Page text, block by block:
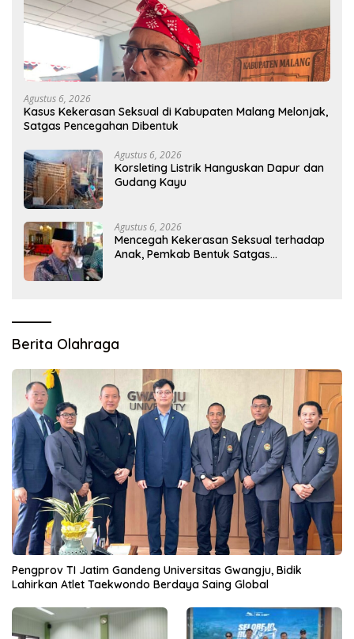
Agustus 6, 2026
Kasus Kekerasan Seksual di Kabupaten Malang Melonjak,
Satgas Pencegahan Dibentuk
Agustus 6, 2026
Korsleting Listrik Hanguskan Dapur dan
Gudang Kayu
Agustus 6, 2026
Mencegah Kekerasan Seksual terhadap
Anak, Pemkab Bentuk Satgas
Berita Olahraga
Pengprov TI Jatim Gandeng Universitas Gwangju, Bidik
Lahirkan Atlet Taekwondo Berdaya Saing Global